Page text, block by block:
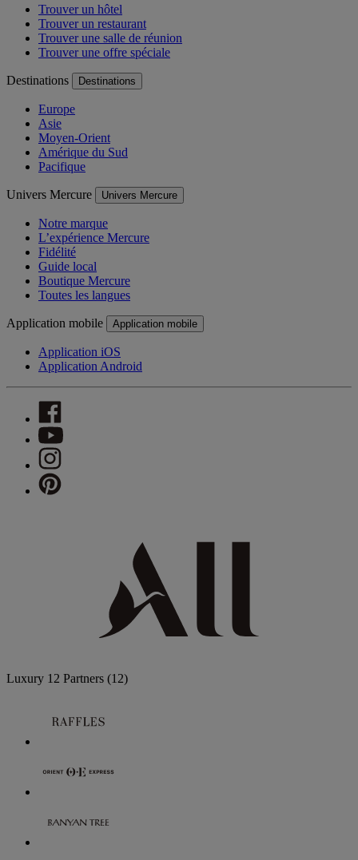
Trouver un hôtel
Trouver un restaurant
Trouver une salle de réunion
Trouver une offre spéciale
Destinations Destinations
Europe
Asie
Moyen-Orient
Amérique du Sud
Pacifique
Univers Mercure Univers Mercure
Notre marque
L’expérience Mercure
Fidélité
Guide local
Boutique Mercure
Toutes les langues
Application mobile Application mobile
Application iOS
Application Android
Luxury 12 Partners (12)